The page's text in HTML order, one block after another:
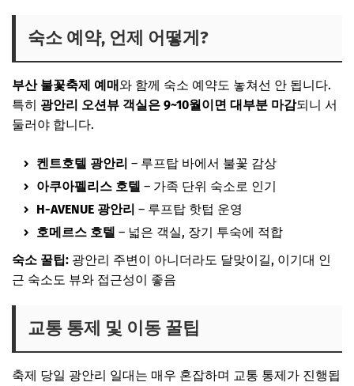
숙소 예약, 언제 어떻게?
부산 불꽃축제 예매와 함께 숙소 예약도 놓쳐선 안 됩니다.
특히 광안리 오션뷰 객실은 9~10월이면 대부분 마감되니 서
둘러야 합니다.
켄트호텔 광안리 – 루프탑 바에서 불꽃 감상
아쿠아펠리스 호텔 – 가족 단위 숙소로 인기
H-AVENUE 광안리 – 루프탑 핫텁 운영
호메르스 호텔 – 넓은 객실, 장기 투숙에 적합
숙소 꿀팁: 광안리 주변이 아니더라도 달맞이길, 이기대 인
근 숙소도 뷰와 접근성이 좋음
교통 통제 및 이동 꿀팁
축제 당일 광안리 일대는 매우 혼잡하며 교통 통제가 진행됩